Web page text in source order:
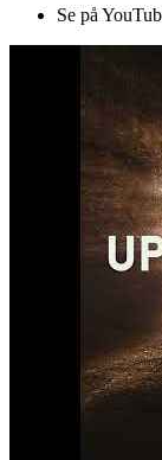
Se på